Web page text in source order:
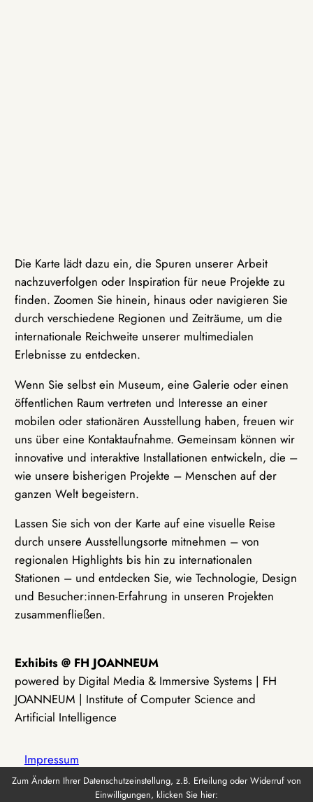
Die Karte lädt dazu ein, die Spuren unserer Arbeit
nachzuverfolgen oder Inspiration für neue Projekte zu
finden. Zoomen Sie hinein, hinaus oder navigieren Sie
durch verschiedene Regionen und Zeiträume, um die
internationale Reichweite unserer multimedialen
Erlebnisse zu entdecken.
Wenn Sie selbst ein Museum, eine Galerie oder einen
öffentlichen Raum vertreten und Interesse an einer
mobilen oder stationären Ausstellung haben, freuen wir
uns über eine Kontaktaufnahme. Gemeinsam können wir
innovative und interaktive Installationen entwickeln, die –
wie unsere bisherigen Projekte – Menschen auf der
ganzen Welt begeistern.
Lassen Sie sich von der Karte auf eine visuelle Reise
durch unsere Ausstellungsorte mitnehmen – von
regionalen Highlights bis hin zu internationalen
Stationen – und entdecken Sie, wie Technologie, Design
und Besucher:innen-Erfahrung in unseren Projekten
zusammenfließen.
Exhibits @ FH JOANNEUM
powered by Digital Media & Immersive Systems | FH
JOANNEUM | Institute of Computer Science and
Artificial Intelligence
Impressum
Zum Ändern Ihrer Datenschutzeinstellung, z.B. Erteilung oder Widerruf von
Einwilligungen, klicken Sie hier: